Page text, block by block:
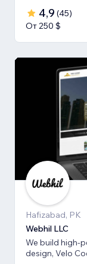
4,9 (45)
От 250 $
Hafizabad, PK
Webhil LLC
We build high-
design, Velo